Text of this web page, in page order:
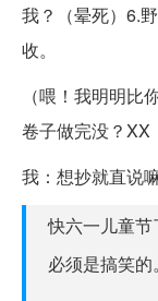
我？（晕死）6.
收。
（喂！我明明
卷子做完没？XX
我：想抄就直说
快六一儿童节
必须是搞笑的。